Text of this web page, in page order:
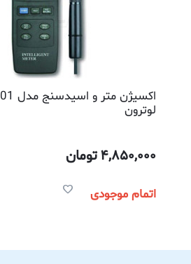
لوترون
4,850,000تومان
اتمام موجودی